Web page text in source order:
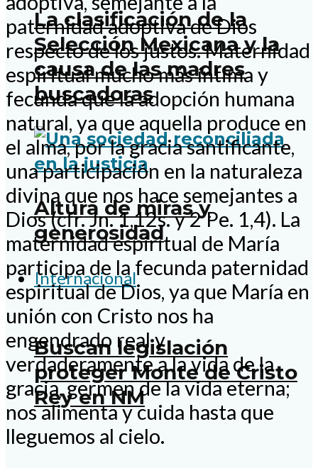
La clasificación de la
Selección Mexicana y la
causa de las madres
buscadoras
Altura de miras y
generosidad
Internacional
Buscan legislación
proteger Monte de Cristo
Rey en NM
paternidad adoptiva de Dios
respecto de los justos. Maternidad
espiritual mucho más íntima y
fecunda que la adopción humana
natural, ya que aquella produce en
el alma, por la gracia santificante,
una participación en la naturaleza
divina que nos hace semejantes a
Dios (cfr. Jn. 1,12s. y 2 Pe. 1,4). La
maternidad espiritual de María
participa de la fecunda paternidad
espiritual de Dios, ya que María en
unión con Cristo nos ha
engendrado real y
verdaderamente a la vida de la
gracia, germen de la vida eterna;
nos alimenta y cuida hasta que
lleguemos al cielo.